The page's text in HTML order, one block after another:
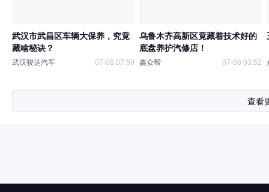
武汉市武昌区车辆大保养，究竟
藏啥秘诀？
武汉骏达汽车 07-08 07:59
乌鲁木齐高新区竟藏着技术好的
底盘养护汽修店！
鑫众帮 07-08 03:52
查看